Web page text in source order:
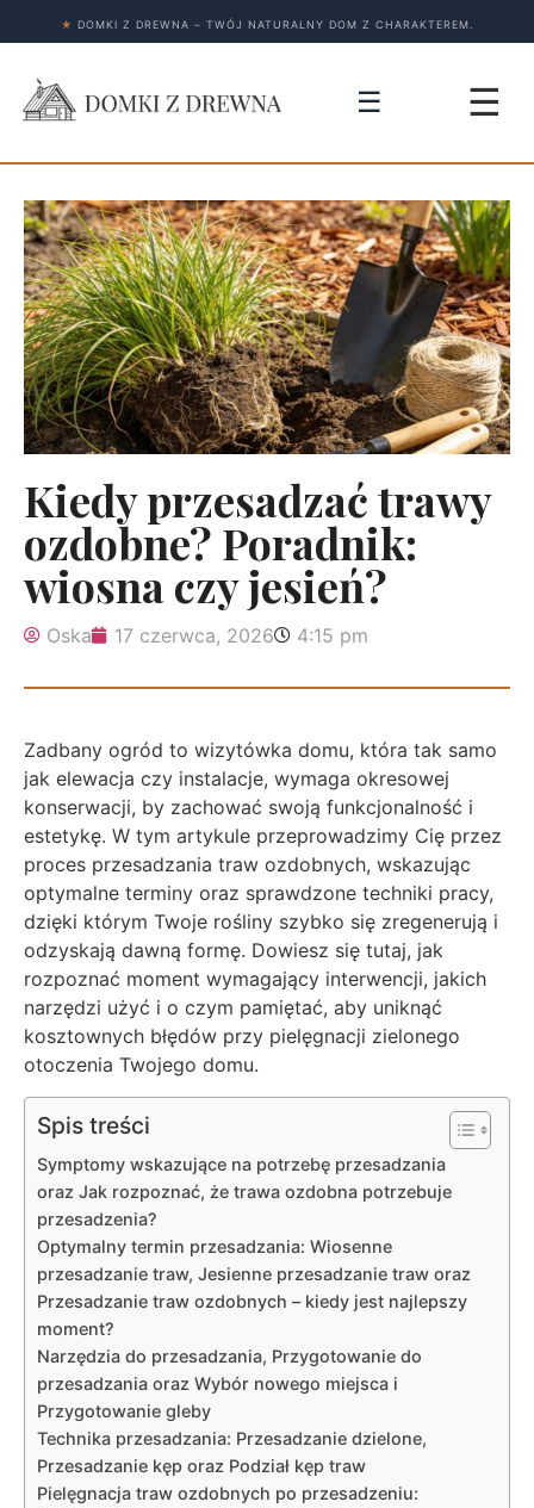
★ DOMKI Z DREWNA – TWÓJ NATURALNY DOM Z CHARAKTEREM.
☰ ☰
Kiedy przesadzać trawy
ozdobne? Poradnik:
wiosna czy jesień?
Oska 17 czerwca, 2026 4:15 pm
Zadbany ogród to wizytówka domu, która tak samo
jak elewacja czy instalacje, wymaga okresowej
konserwacji, by zachować swoją funkcjonalność i
estetykę. W tym artykule przeprowadzimy Cię przez
proces przesadzania traw ozdobnych, wskazując
optymalne terminy oraz sprawdzone techniki pracy,
dzięki którym Twoje rośliny szybko się zregenerują i
odzyskają dawną formę. Dowiesz się tutaj, jak
rozpoznać moment wymagający interwencji, jakich
narzędzi użyć i o czym pamiętać, aby uniknąć
kosztownych błędów przy pielęgnacji zielonego
otoczenia Twojego domu.
Spis treści
Symptomy wskazujące na potrzebę przesadzania
oraz Jak rozpoznać, że trawa ozdobna potrzebuje
przesadzenia?
Optymalny termin przesadzania: Wiosenne
przesadzanie traw, Jesienne przesadzanie traw oraz
Przesadzanie traw ozdobnych – kiedy jest najlepszy
moment?
Narzędzia do przesadzania, Przygotowanie do
przesadzania oraz Wybór nowego miejsca i
Przygotowanie gleby
Technika przesadzania: Przesadzanie dzielone,
Przesadzanie kęp oraz Podział kęp traw
Pielęgnacja traw ozdobnych po przesadzeniu: